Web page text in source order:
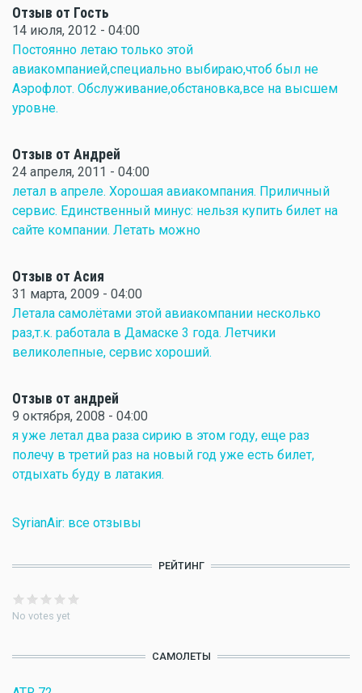
Отзыв от Гость
14 июля, 2012 - 04:00
Постоянно летаю только этой
авиакомпанией,специально выбираю,чтоб был не
Аэрофлот. Обслуживание,обстановка,все на высшем
уровне.
Отзыв от Андрей
24 апреля, 2011 - 04:00
летал в апреле. Хорошая авиакомпания. Приличный
сервис. Единственный минус: нельзя купить билет на
сайте компании. Летать можно
Отзыв от Асия
31 марта, 2009 - 04:00
Летала самолётами этой авиакомпании несколько
раз,т.к. работала в Дамаске 3 года. Летчики
великолепные, сервис хороший.
Отзыв от андрей
9 октября, 2008 - 04:00
я уже летал два раза сирию в этом году, еще раз
полечу в третий раз на новый год уже есть билет,
отдыхать буду в латакия.
SyrianAir: все отзывы
РЕЙТИНГ
No votes yet
САМОЛЕТЫ